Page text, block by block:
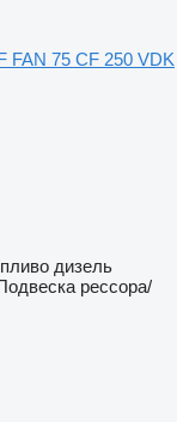
FAN 75 CF 250 VDK
дизель
рессора/